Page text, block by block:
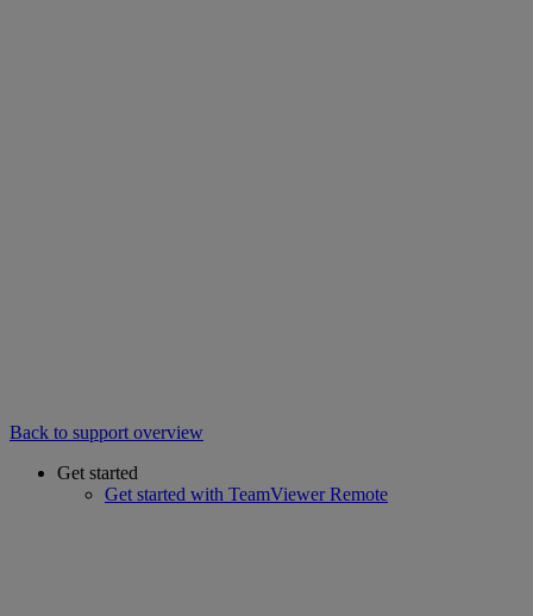
Back to support overview
Get started
Get started with TeamViewer Remote